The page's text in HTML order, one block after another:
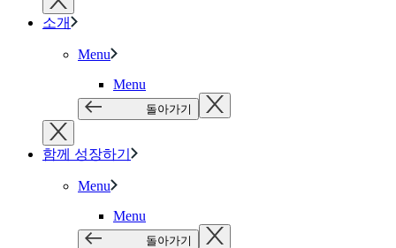
소개
Menu
Menu
돌아가기
함께 성장하기
Menu
Menu
돌아가기